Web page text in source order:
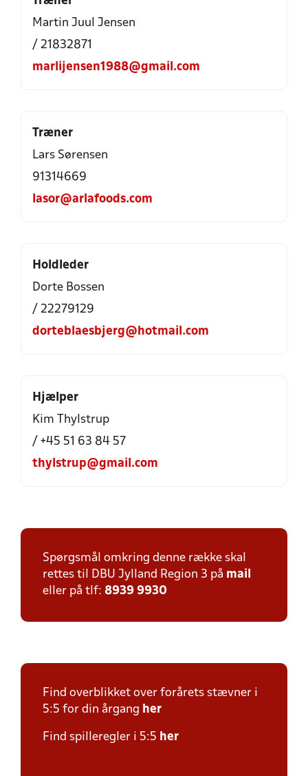
Martin Juul Jensen
/ 21832871
marlijensen1988@gmail.com
Træner
Lars Sørensen
91314669
lasor@arlafoods.com
Holdleder
Dorte Bossen
/ 22279129
dorteblaesbjerg@hotmail.com
Hjælper
Kim Thylstrup
/ +45 51 63 84 57
thylstrup@gmail.com
Spørgsmål omkring denne række skal
rettes til DBU Jylland Region 3 på mail
eller på tlf: 8939 9930
Find overblikket over forårets stævner i
5:5 for din årgang her
Find spilleregler i 5:5 her